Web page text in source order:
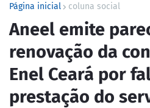
Página inicial coluna social
Aneel emite
renovação da
Enel Ceará por
prestação do